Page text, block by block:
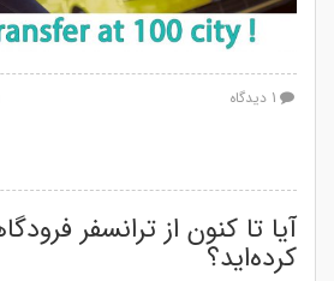
1 دیدگاه
آیا تا کنون از ترانسفر
کرده‌اید؟